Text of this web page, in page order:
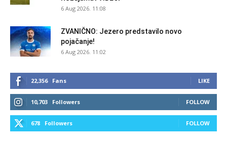
6 Aug 2026. 11:08
ZVANIČNO: Jezero predstavilo novo
pojačanje!
6 Aug 2026. 11:02
22,356 Fans LIKE
10,703 Followers FOLLOW
678 Followers FOLLOW